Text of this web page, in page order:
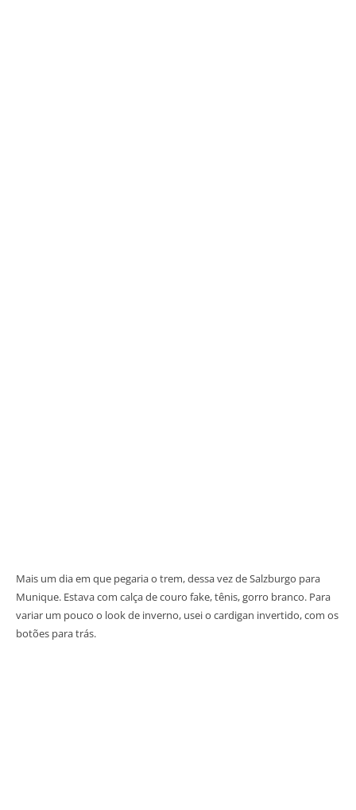
Mais um dia em que pegaria o trem, dessa vez de Salzburgo para
Munique. Estava com calça de couro fake, tênis, gorro branco. Para
variar um pouco o look de inverno, usei o cardigan invertido, com os
botões para trás.